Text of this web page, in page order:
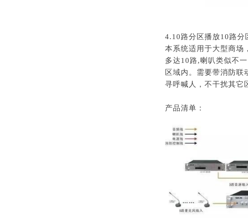
4.10路分区播放10路分
本系统适用于大型商场
多达10路,喇叭类似不
区域内。需要带消防联
寻呼喊人，不干扰其它
产品清单：